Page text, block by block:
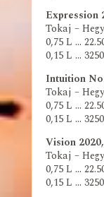
Expression
Tokaj –
0,75 L …
0,15 L …
Intuition
Tokaj –
0,75 L …
0,15 L …
Vision
Tokaj –
0,75 L …
0,15 L …